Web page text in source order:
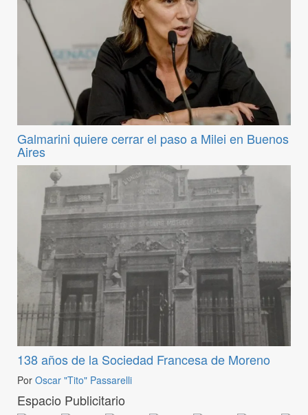
Galmarini quiere cerrar el paso a Milei en Buenos
Aires
138 años de la Sociedad Francesa de Moreno
Por Oscar "Tito" Passarelli
Espacio Publicitario